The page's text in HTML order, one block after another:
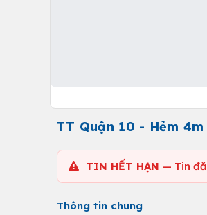
TT Quận 10 - Hẻm
TIN HẾT HẠN — Tin
Thông tin chung